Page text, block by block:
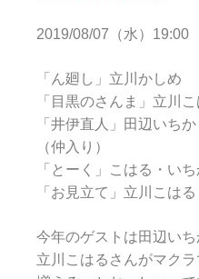
2019/08/07（水）19:00
「ん廻し」立川かしめ
「目黒のさんま」立川こ
「井伊直人」田辺いちか
（仲入り）
「とーく」こはる・い
「お見立て」立川こはる
今年のゲストは田辺いち
立川こはるさんがマク